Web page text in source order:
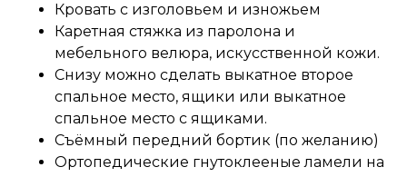
Кровать с изголовьем и изножьем
Каретная стяжка из паролона и
мебельного велюра, искусственной кожи.
Снизу можно сделать выкатное второе
спальное место, ящики или выкатное
спальное место с ящиками.
Съёмный передний бортик (по желанию)
Ортопедические гнутоклееные ламели на